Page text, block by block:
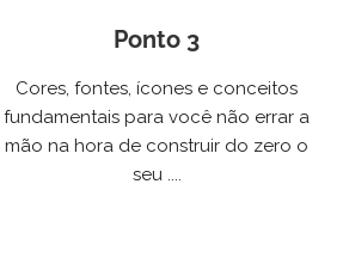
Ponto 3
Cores, fontes, ícones e conceitos
fundamentais para você não errar a
mão na hora de construir do zero o
seu ....